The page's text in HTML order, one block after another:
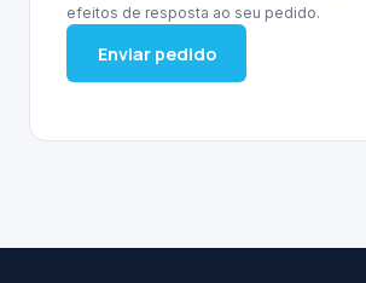
efeitos de resposta ao seu pedido.
Enviar pedido